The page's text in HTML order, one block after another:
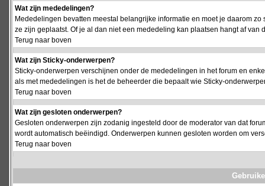
Wat zijn mededelingen?
Mededelingen bevatten meestal belangrijke informatie en moet je daarom
ze zijn geplaatst. Of je al dan niet een mededeling kan plaatsen hangt af
Terug naar boven
Wat zijn Sticky-onderwerpen?
Sticky-onderwerpen verschijnen onder de mededelingen in het forum en
als met mededelingen is het de beheerder die bepaalt wie Sticky-
Terug naar boven
Wat zijn gesloten onderwerpen?
Gesloten onderwerpen zijn zodanig ingesteld door de moderator van dat
wordt automatisch beëindigd. Onderwerpen kunnen gesloten worden om
Terug naar boven